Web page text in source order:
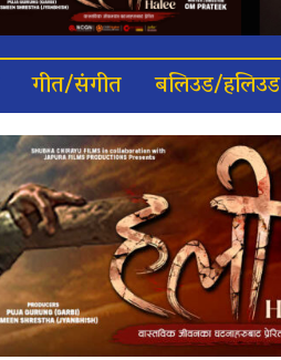
गीत/संगीत बलिउड/हलिउड